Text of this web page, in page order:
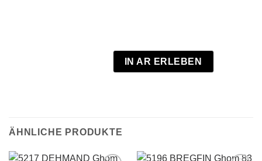
IN AR ERLEBEN
ÄHNLICHE PRODUKTE